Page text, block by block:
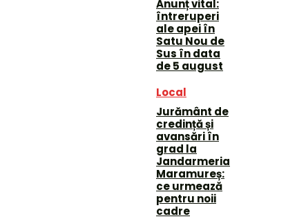
Anunț vital:
întreruperi
ale apei în
Satu Nou de
Sus în data
de 5 august
Local
Jurământ de
credință și
avansări în
grad la
Jandarmeria
Maramureș:
ce urmează
pentru noii
cadre